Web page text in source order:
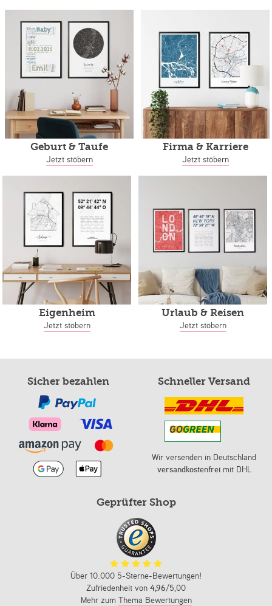
Geburt & Taufe
Jetzt stöbern
Firma & Karriere
Jetzt stöbern
Eigenheim
Jetzt stöbern
Urlaub & Reisen
Jetzt stöbern
Sicher bezahlen Schneller Versand
Wir versenden in Deutschland
versandkostenfreimit DHL
Geprüfter Shop
Über 10.000 5-Sterne-Bewertungen!
Zufriedenheit von 4,96/5,00
Mehr zum Thema Bewertungen